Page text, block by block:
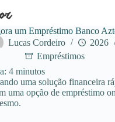
um Empréstimo Banco
Lucas Cordeiro
2026
Empréstimos
4 minutos
uma solução financeira
uma opção de empréstimo